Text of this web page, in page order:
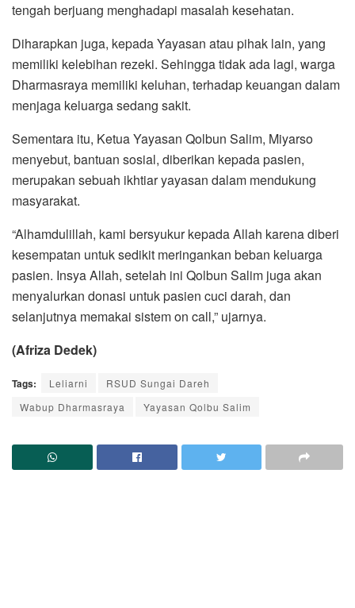
tengah berjuang menghadapi masalah kesehatan.
Diharapkan juga, kepada Yayasan atau pihak lain, yang
memiliki kelebihan rezeki. Sehingga tidak ada lagi, warga
Dharmasraya memiliki keluhan, terhadap keuangan dalam
menjaga keluarga sedang sakit.
Sementara itu, Ketua Yayasan Qolbun Salim, Miyarso
menyebut, bantuan sosial, diberikan kepada pasien,
merupakan sebuah ikhtiar yayasan dalam mendukung
masyarakat.
“Alhamdulillah, kami bersyukur kepada Allah karena diberi
kesempatan untuk sedikit meringankan beban keluarga
pasien. Insya Allah, setelah ini Qolbun Salim juga akan
menyalurkan donasi untuk pasien cuci darah, dan
selanjutnya memakai sistem on call,” ujarnya.
(Afriza Dedek)
Tags: Leliarni
RSUD Sungai Dareh
Wabup Dharmasraya
Yayasan Qolbu Salim